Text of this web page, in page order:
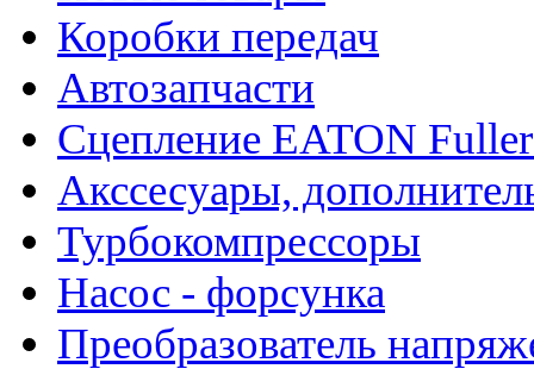
Коробки передач
Автозапчасти
Сцепление EATON
Акссесуары,
Турбокомпрессоры
Насос - форсунка
Преобразователь